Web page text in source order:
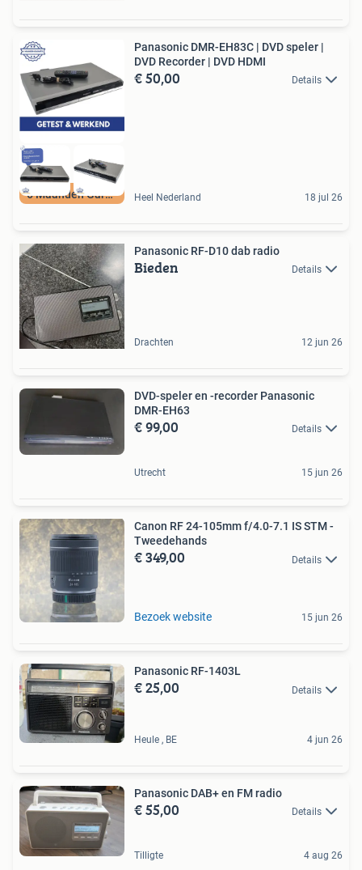
6 Maanden Garantie
Panasonic DMR-EH83C | DVD speler |
DVD Recorder | DVD HDMI
€ 50,00 Details
Heel Nederland 18 jul 26
Panasonic RF-D10 dab radio
Bieden Details
Drachten 12 jun 26
DVD-speler en -recorder Panasonic
DMR-EH63
€ 99,00 Details
Utrecht 15 jun 26
Canon RF 24-105mm f/4.0-7.1 IS STM -
Tweedehands
€ 349,00 Details
Bezoek website 15 jun 26
Panasonic RF-1403L
€ 25,00 Details
Heule , BE 4 jun 26
Panasonic DAB+ en FM radio
€ 55,00 Details
Tilligte 4 aug 26